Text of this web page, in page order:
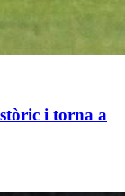
i torna a